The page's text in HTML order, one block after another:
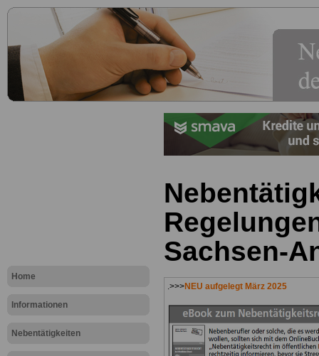
Home
Informationen
Nebentätigkeiten
Sachsen-
.>>>NEU aufgelegt März 2025